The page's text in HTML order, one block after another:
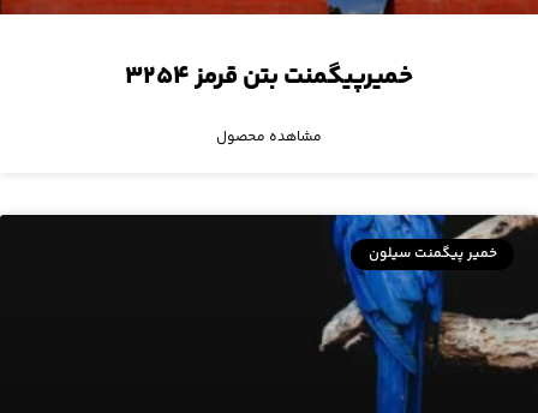
خمیرپیگمنت بتن قرمز ۳۲۵۴
مشاهده محصول
خمیر پیگمنت سیلون